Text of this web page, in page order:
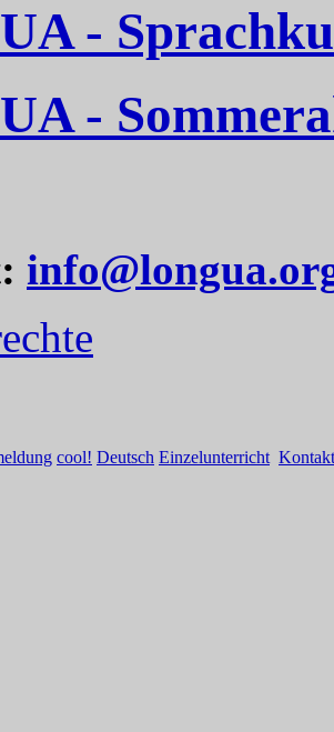
-
-
cool! Deutsch Einzelunterricht Kontakt